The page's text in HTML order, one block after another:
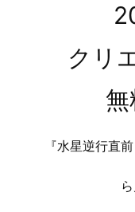
クリ
『水星逆行直